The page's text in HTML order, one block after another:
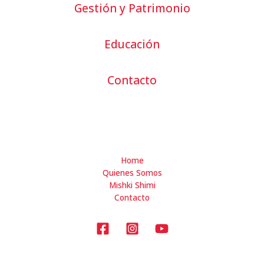
Gestión y Patrimonio
Educación
Contacto
Home
Quienes Somos
Mishki Shimi
Contacto